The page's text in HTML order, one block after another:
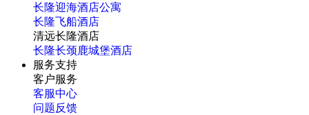
长隆迎海酒店公寓
长隆飞船酒店
清远长隆酒店
长隆长颈鹿城堡酒店
服务支持
客户服务
客服中心
问题反馈